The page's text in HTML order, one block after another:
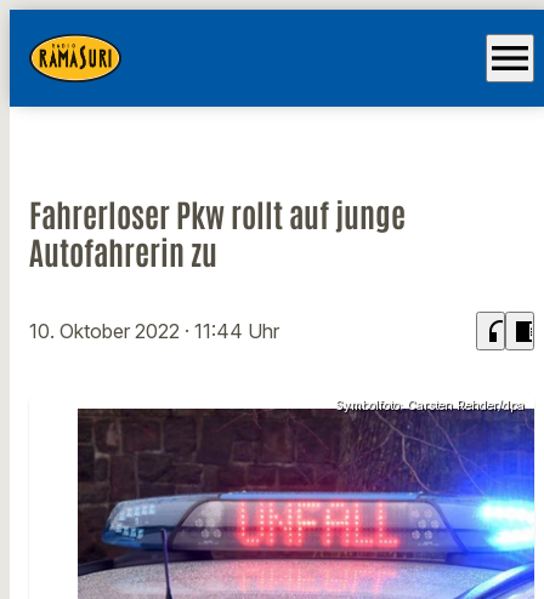
menu
Fahrerloser Pkw rollt auf junge
Autofahrerin zu
10. Oktober 2022 · 11:44 Uhr headphones chrome_reader_mode
Symbolfoto: Carsten Rehder/dpa